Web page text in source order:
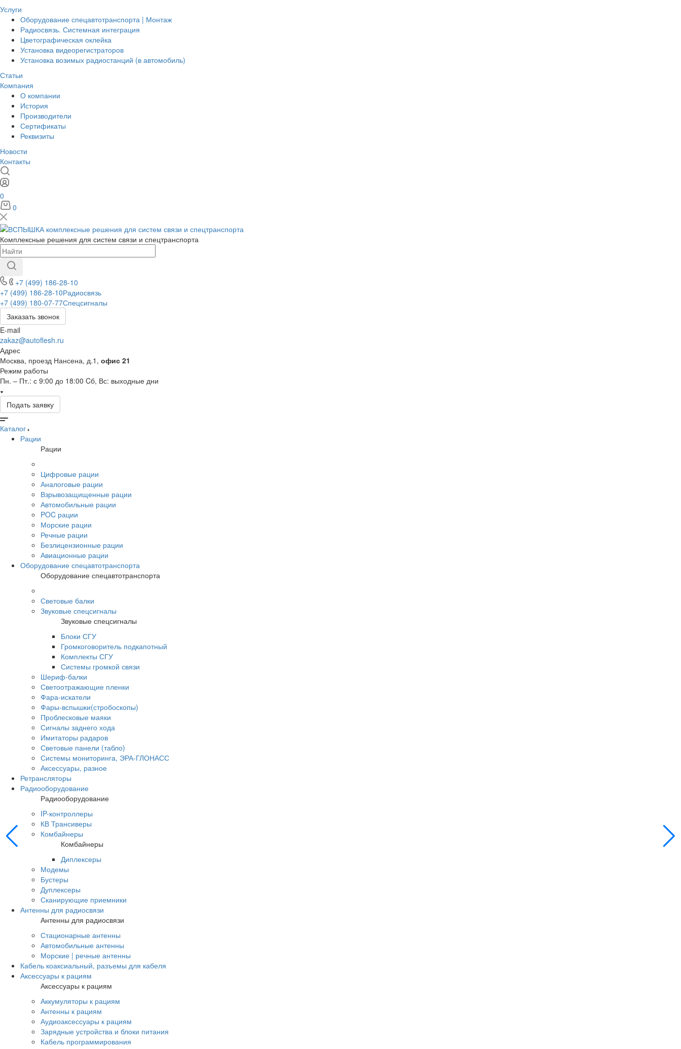
Услуги
Оборудование спецавтотранспорта | Монтаж
Радиосвязь. Системная интеграция
Цветографическая оклейка
Установка видеорегистраторов
Установка возимых радиостанций (в автомобиль)
Статьи
Компания
О компании
История
Производители
Сертификаты
Реквизиты
Новости
Контакты
0
0
Комплексные решения для систем связи и спецтранспорта
+7 (499) 186-28-10
+7 (499) 186-28-10Радиосвязь
+7 (499) 180-07-77Спецсигналы
Заказать звонок
E-mail
zakaz@autoflesh.ru
Адрес
Москва, проезд Нансена, д.1, офис 21
Режим работы
Пн. – Пт.: с 9:00 до 18:00 Cб, Вс: выходные дни
Подать заявку
Каталог
Рации
Рации
Цифровые рации
Аналоговые рации
Взрывозащищенные рации
Автомобильные рации
POC рации
Морские рации
Речные рации
Безлицензионные рации
Авиационные рации
Оборудование спецавтотранспорта
Оборудование спецавтотранспорта
Световые балки
Звуковые спецсигналы
Звуковые спецсигналы
Блоки СГУ
Громкоговоритель подкапотный
Комплекты СГУ
Системы громкой связи
Шериф-балки
Светоотражающие пленки
Фара-искатели
Фары-вспышки(стробоскопы)
Проблесковые маяки
Сигналы заднего хода
Имитаторы радаров
Световые панели (табло)
Системы мониторинга, ЭРА-ГЛОНАСС
Аксессуары, разное
Ретрансляторы
Радиооборудование
Радиооборудование
IP-контроллеры
КВ Трансиверы
Комбайнеры
Комбайнеры
Диплексеры
Модемы
Бустеры
Дуплексеры
Сканирующие приемники
Антенны для радиосвязи
Антенны для радиосвязи
Стационарные антенны
Автомобильные антенны
Морские | речные антенны
Кабель коаксиальный, разъемы для кабеля
Аксессуары к рациям
Аксессуары к рациям
Аккумуляторы к рациям
Антенны к рациям
Аудиоаксессуары к рациям
Зарядные устройства и блоки питания
Кабель программирования